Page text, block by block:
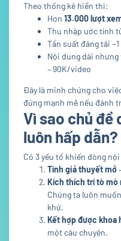
Theo thống kê hiển thị:
Hơn 13.000 lượt
Thu nhập ước tính
Tần suất đăng tải
Nội dung dài
– 90K/video
Đây là minh chứng cho
đứng mạnh mẽ nếu đánh
Vì sao chủ đề
luôn hấp dẫn?
Có 3 yếu tố khiến dòng
Tính giả thuyết mở
Kích thích trí tò mò
Chúng ta luôn
khứ.
Kết hợp được khoa
một câu chuyện.